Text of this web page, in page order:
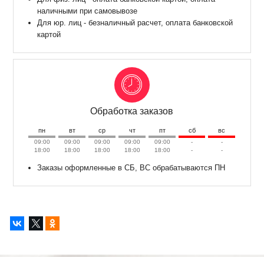
наличными при самовывозе
Для юр. лиц - безналичный расчет, оплата банковской
картой
Обработка заказов
пн вт ср чт пт сб вс
09:00
18:00
09:00
18:00
09:00
18:00
09:00
18:00
09:00
18:00
-
-
-
-
Заказы оформленные в СБ, ВС обрабатываются ПН